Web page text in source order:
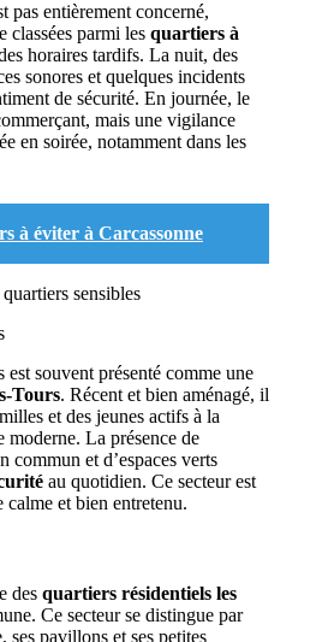
pas entièrement concerné,
classées parmi les quartiers à
horaires tardifs. La nuit, des
sonores et quelques incidents
de sécurité. En journée, le
mais une vigilance
en soirée, notamment dans les
à éviter à Carcassonne
sensibles
souvent présenté comme une
Tours. Récent et bien aménagé, il
et des jeunes actifs à la
moderne. La présence de
commun et d’espaces verts
au quotidien. Ce secteur est
calme et bien entretenu.
des quartiers résidentiels les
Ce secteur se distingue par
ses pavillons et ses petites